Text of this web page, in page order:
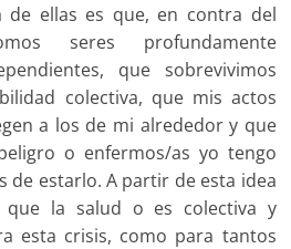
de ellas es que, en contra del
seres profundamente
que sobrevivimos
colectiva, que mis actos
a los de mi alrededor y que
o enfermos/as yo tengo
de estarlo. A partir de esta idea
que la salud o es colectiva y
esta crisis, como para tantos